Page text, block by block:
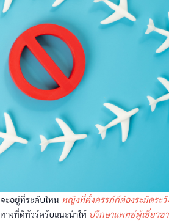
อยู่ที่ระดับไหน หญิงที่ตั้งครรภ์ก็ต้องระมัดระวั
างที่ดีทัวร์ครับแนะนำให้ ปรึกษาแพทย์ผู้เชี่ยวช